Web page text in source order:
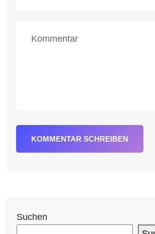
KOMMENTAR SCHREIBEN
Suchen